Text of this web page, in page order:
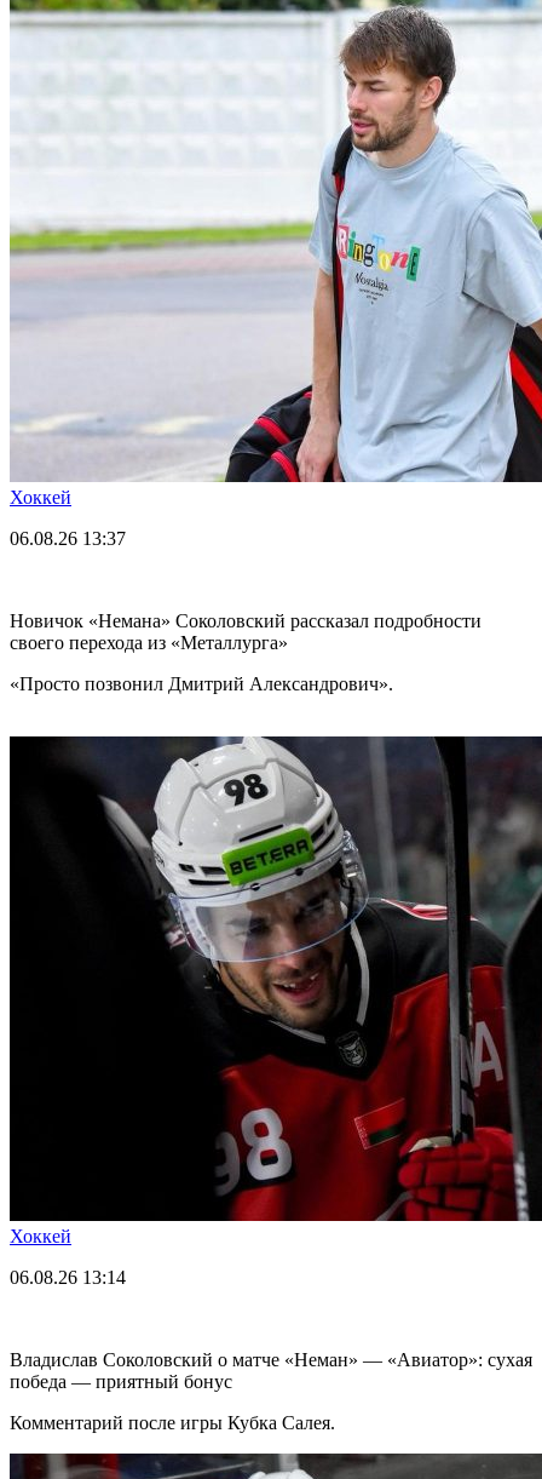
Хоккей
06.08.26 13:37
Новичок «Немана» Соколовский рассказал подробности
своего перехода из «Металлурга»
«Просто позвонил Дмитрий Александрович».
Хоккей
06.08.26 13:14
Владислав Соколовский о матче «Неман» — «Авиатор»: сухая
победа — приятный бонус
Комментарий после игры Кубка Салея.